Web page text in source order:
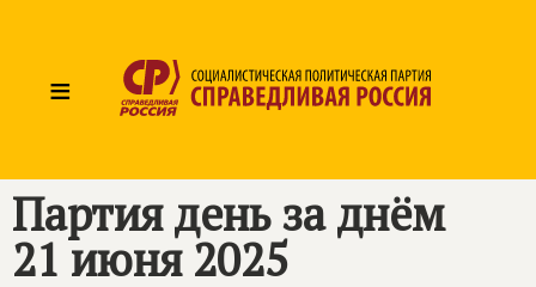
≡
Партия день за днём
21 июня 2025